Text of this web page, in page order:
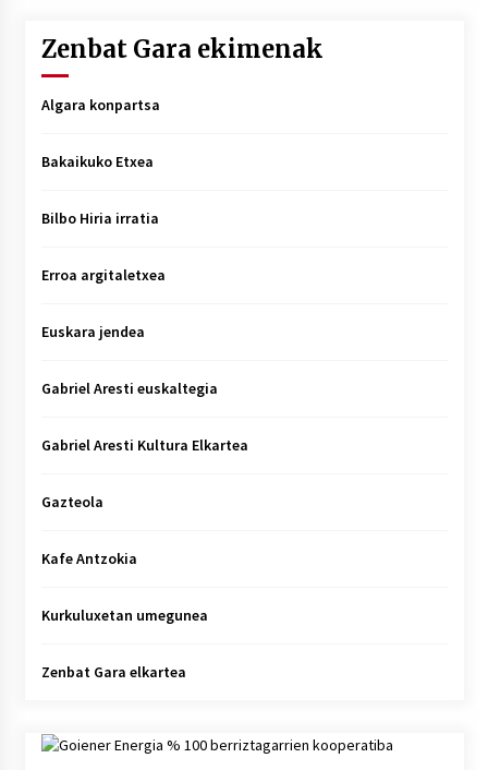
Zenbat Gara ekimenak
Algara konpartsa
Bakaikuko Etxea
Bilbo Hiria irratia
Erroa argitaletxea
Euskara jendea
Gabriel Aresti euskaltegia
Gabriel Aresti Kultura Elkartea
Gazteola
Kafe Antzokia
Kurkuluxetan umegunea
Zenbat Gara elkartea